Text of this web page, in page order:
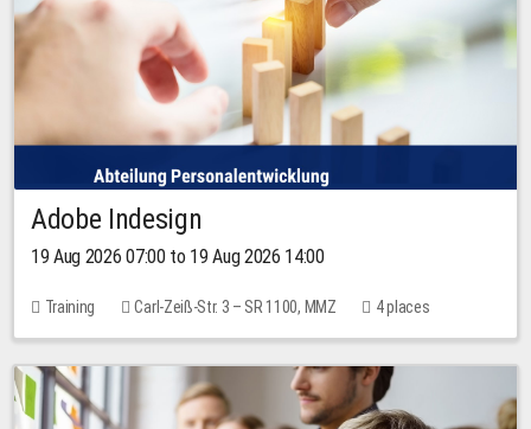
Adobe Indesign
19 Aug 2026 07:00 to 19 Aug 2026 14:00
Training Carl-Zeiß-Str. 3 – SR 1100, MMZ 4 places